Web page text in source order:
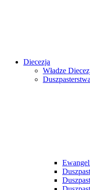
Diecezja
Władze
Duszpasterstwa